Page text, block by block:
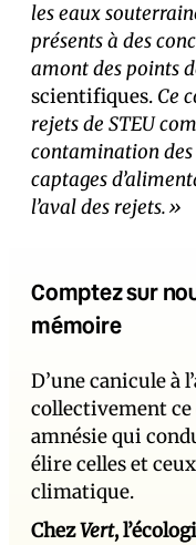
les eaux
présents à des
amont des points
scientifiques. Ce
rejets de STEU
contamination
captages
l’aval des rejets.»
Comptez sur
mémoire
D’une canicule à
collectivement ce
amnésie qui
élire celles et
climatique.
ChezVert,